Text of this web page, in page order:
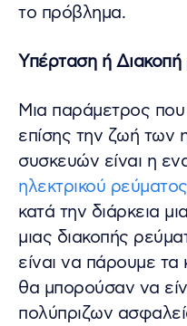
το πρόβλημα.
Υπέρταση ή Διακοπή
Μια παράμετρος
επίσης την ζωή των
συσκευών είναι η
ηλεκτρικού ρεύματος
κατά την διάρκεια
μιας διακοπής
είναι να πάρουμε
θα μπορούσαν να
πολύπριζων